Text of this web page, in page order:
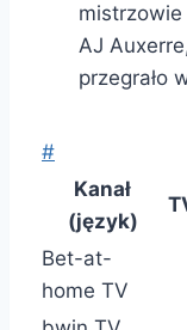
AJ
przegrało
#
Kanał
(język)
Bet-at-
home TV